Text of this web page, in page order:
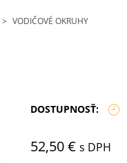
VODIČOVÉ OKRUHY
DOSTUPNOSŤ:
52,50 €s DPH